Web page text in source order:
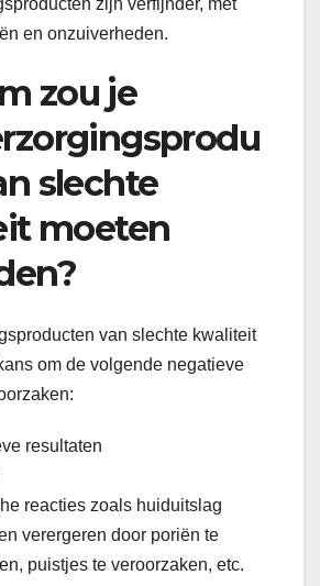
en onzuiverheden.
zou je
slechte
moeten
van slechte kwaliteit
om de volgende negatieve
resultaten
reacties zoals huiduitslag
verergeren door poriën te
puistjes te veroorzaken, etc.